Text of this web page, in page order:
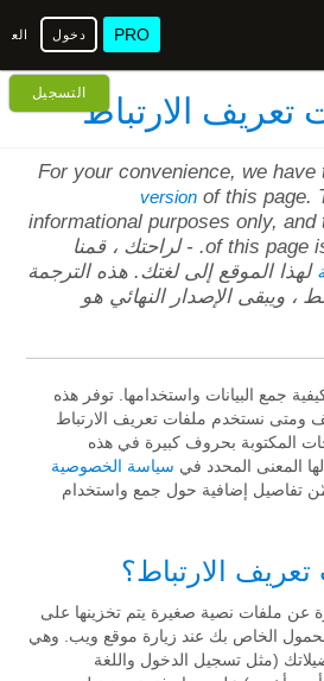
PRO دخول
التسجيلالارتباط
For your convenience, we have
versionof this page.
informational purposes only,
of this page is the English version. - لراحتك ، قمنا
لهذا الموقع إلى لغتك. هذه الترجمة
، ويبقى الإصدار النهائي هو
جمع البيانات واستخدامها. توفر هذه
ومتى نستخدم ملفات تعريف الارتباط
المكتوبة بحروف كبيرة في هذه
المعنى المحدد في سياسة الخصوصية
تفاصيل إضافية حول جمع واستخدام
عن ملفات نصية صغيرة يتم تخزينها على
الخاص بك عند زيارة موقع ويب. وهي
(مثل تسجيل الدخول واللغة